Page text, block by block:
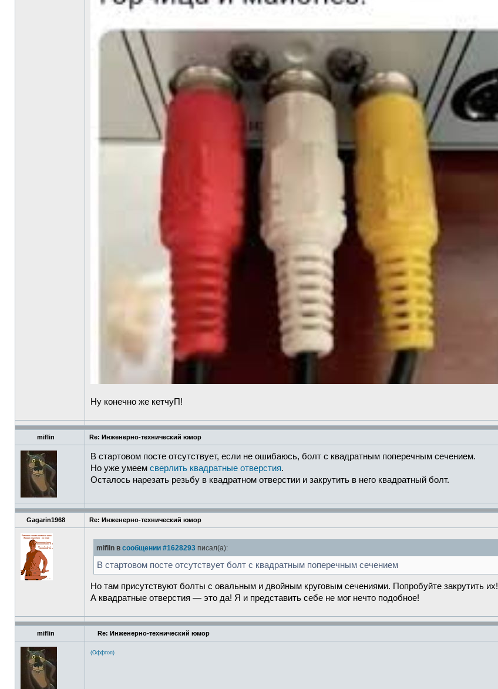
Ну конечно же кетчуП!
miflin Re: Инженерно-технический юмор
В стартовом посте отсутствует, если не ошибаюсь, болт с квадратным поперечным сечением.
Но уже умеем сверлить квадратные отверстия.
Осталось нарезать резьбу в квадратном отверстии и закрутить в него квадратный болт.
Gagarin1968 Re: Инженерно-технический юмор
miflin в сообщении #1628293 писал(а):
В стартовом посте отсутствует болт с квадратным поперечным сечением
Но там присутствуют болты с овальным и двойным круговым сечениями. Попробуйте закрутить их!
А квадратные отверстия — это да! Я и представить себе не мог нечто подобное!
miflin Re: Инженерно-технический юмор
(Оффтоп)